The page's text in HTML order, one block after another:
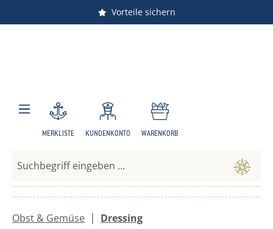
Zum Hauptinhalt springen
Vorteile sichern
MERKLISTE KUNDENKONTO WARENKORB
Obst & Gemüse | Dressing